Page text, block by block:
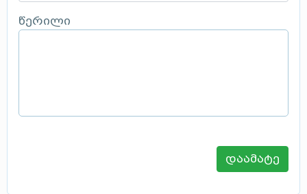
წერილი
დაამატე